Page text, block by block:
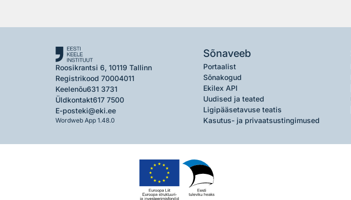
Roosikrantsi 6, 10119 Tallinn
Registrikood 70004011
Keelenõu631 3731
Üldkontakt617 7500
E-posteki@eki.ee
Wordweb App 1.48.0
Sõnaveeb
Portaalist
Sõnakogud
Ekilex API
Uudised ja teated
Ligipääsetavuse teatis
Kasutus- ja privaatsustingimused